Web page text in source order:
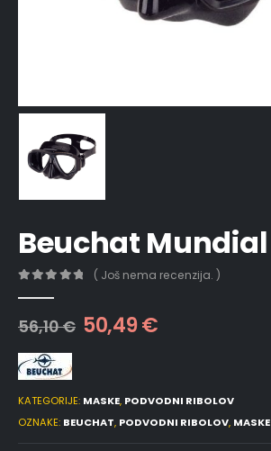
Beuchat Mundial
( Još nema recenzija. )
56,10€ 50,49€
KATEGORIJE: MASKE, PODVODNI RIBOLOV
OZNAKE: BEUCHAT, PODVODNI RIBOLOV, MASKE